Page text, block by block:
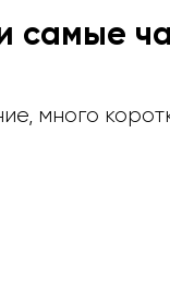
самые
много